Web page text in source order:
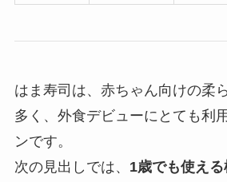
はま寿司は、赤ちゃん向けの柔
多く、外食デビューにとても利
ンです。
次の見出しでは、 1歳でも使え